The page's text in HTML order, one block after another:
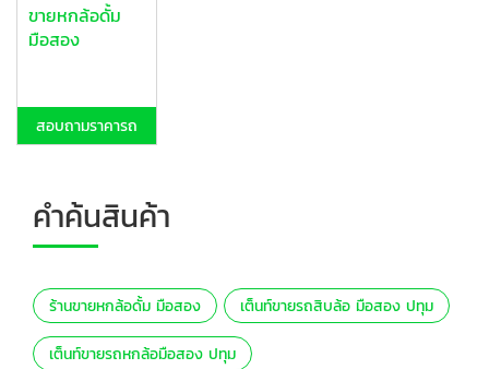
ขายหกล้อดั้ม
มือสอง
สอบถามราคารถ
คำค้นสินค้า
ร้านขายหกล้อดั้ม มือสอง เต็นท์ขายรถสิบล้อ มือสอง ปทุม
เต็นท์ขายรถหกล้อมือสอง ปทุม